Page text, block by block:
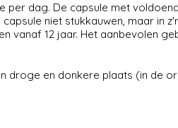
per dag. De capsule met
niet stukkauwen, maar in
vanaf 12 jaar. Het aanbevolen
droge en donkere plaats (in de